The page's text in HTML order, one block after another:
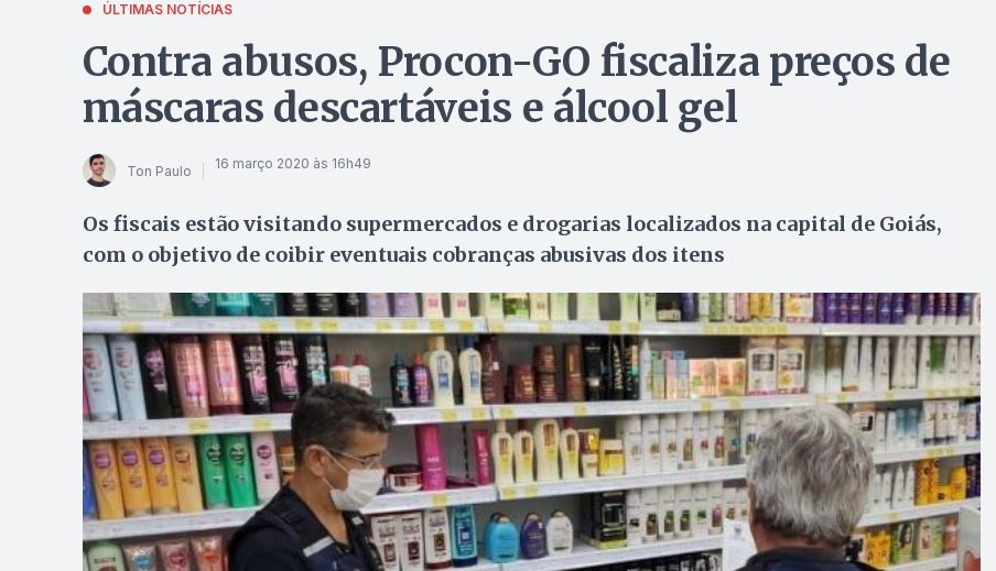
ÚLTIMAS NOTÍCIAS
Contra abusos, Procon-GO fiscaliza preços de
máscaras descartáveis e álcool gel
Ton Paulo 16 março 2020 às 16h49
Os fiscais estão visitando supermercados e drogarias localizados na capital de Goiás,
com o objetivo de coibir eventuais cobranças abusivas dos itens